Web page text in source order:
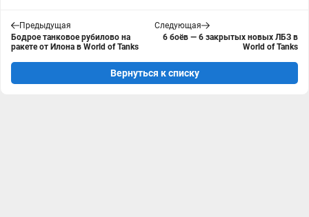
Предыдущая
Бодрое танковое рубилово на
ракете от Илона в World of Tanks
Следующая
6 боёв — 6 закрытых новых ЛБЗ в
World of Tanks
Вернуться к списку